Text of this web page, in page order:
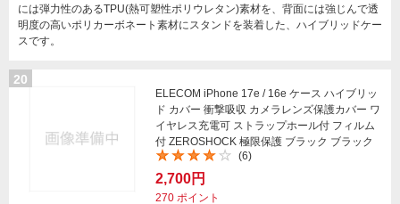
には弾力性のあるTPU(熱可塑性ポリウレタン)素材を、背面には強じんで透
明度の高いポリカーボネート素材にスタンドを装着した、ハイブリッドケー
スです。
20
ELECOM iPhone 17e / 16e ケース ハイブリッ
ド カバー 衝撃吸収 カメラレンズ保護カバー ワ
イヤレス充電可 ストラップホール付 フィルム
付 ZEROSHOCK 極限保護 ブラック ブラック
(6)
2,700円
270 ポイント